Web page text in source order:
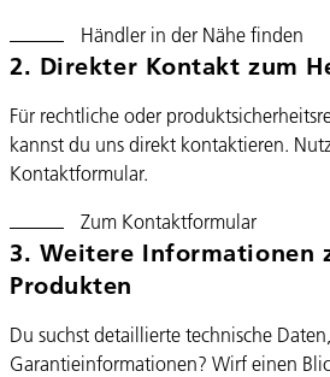
Händler in der Nähe finden
2. Direkter Kontakt zum
Für rechtliche oder
kannst du uns direkt kontaktieren.
Kontaktformular.
Zum Kontaktformular
3. Weitere Informationen
Produkten
Du suchst detaillierte technische
Garantieinformationen? Wirf einen